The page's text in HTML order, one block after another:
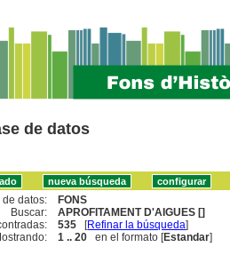
de datos
de datos:
FONS
Buscar:
APROFITAMENT D'AIGUES []
535 [Refinar la búsqueda]
1 .. 20 en el formato [Estandar]